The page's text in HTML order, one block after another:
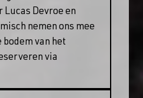
Devroe en
nemen ons mee
bodem van het
via